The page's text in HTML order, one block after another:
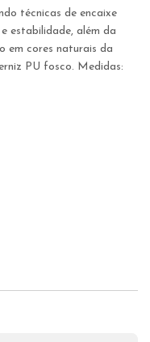
técnicas de encaixe
estabilidade, além da
em cores naturais da
PU fosco. Medidas: